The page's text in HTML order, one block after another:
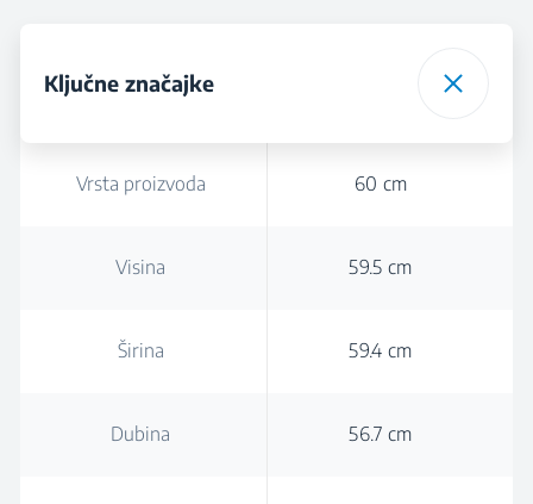
Ključne značajke
Vrsta proizvoda 60 cm
Visina 59.5 cm
Širina 59.4 cm
Dubina 56.7 cm